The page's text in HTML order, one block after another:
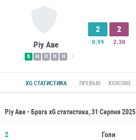
Ріу Аве
В Н Н Н Н
2
0.99
2
2.30
XG СТАТИСТИКА ПРЕВЬЮ XGSCORE
Ріу Аве - Брага xG статистика, 31 Серпня 2025
2 Голи